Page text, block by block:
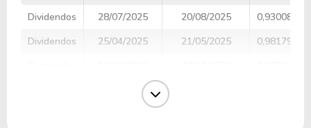
Dividendos
28/07/2025 20/08/2025
0,93008547
Dividendos
25/04/2025 21/05/2025
0,98179665
01/11/2024